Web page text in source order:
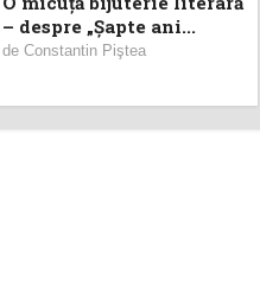
– despre „Şapte ani...
de Constantin Piştea